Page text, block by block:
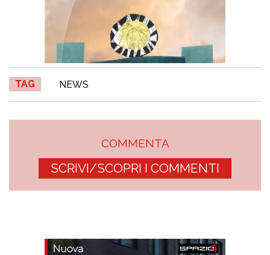
TAG NEWS
COMMENTA
SCRIVI/SCOPRI I COMMENTI